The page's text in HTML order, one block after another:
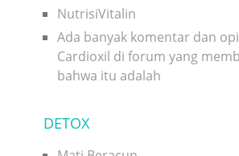
NutrisiVitalin
Ada banyak komentar dan
Cardioxil di forum yang
bahwa itu adalah
DETOX